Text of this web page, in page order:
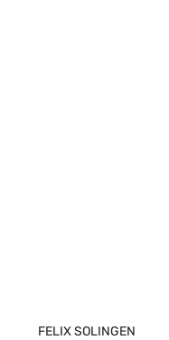
FELIX SOLINGEN